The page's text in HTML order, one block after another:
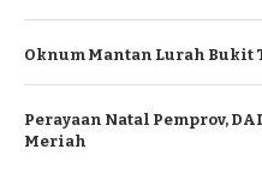
Oknum Mantan Lurah
Perayaan Natal Pemprov,
Meriah